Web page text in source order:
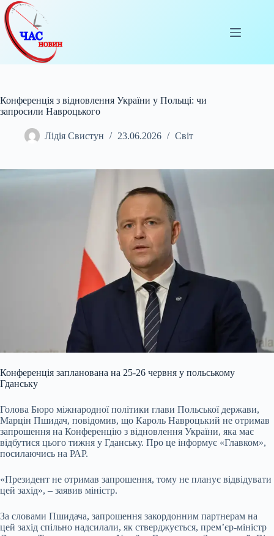
Перейти
до
вмісту
Конференція з відновлення України у Польщі: чи
запросили Навроцького
Лідія Свистун 23.06.2026 Світ
Конференція запланована на 25-26 червня у польському
Гданську
Голова Бюро міжнародної політики глави Польської держави,
Марцін Пшидач, повідомив, що Кароль Навроцький не отримав
запрошення на Конференцію з відновлення України, яка має
відбутися цього тижня у Гданську. Про це інформує «Главком»,
посилаючись на РАР.
«Президент не отримав запрошення, тому не планує відвідувати
цей захід», – заявив міністр.
За словами Пшидача, запрошення закордонним партнерам на
цей захід спільно надсилали, як стверджується, прем’єр-міністр